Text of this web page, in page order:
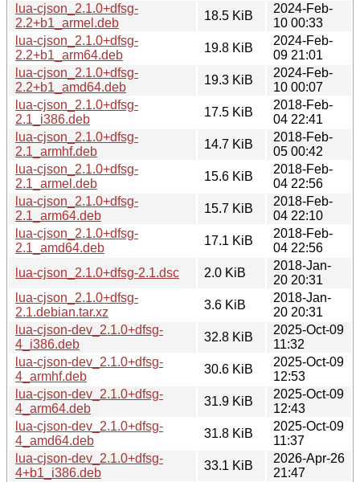
lua-cjson_2.1.0+dfsg-
2.2+b1_armel.deb
18.5 KiB
2024-Feb-
10 00:33
lua-cjson_2.1.0+dfsg-
2.2+b1_arm64.deb
19.8 KiB
2024-Feb-
09 21:01
lua-cjson_2.1.0+dfsg-
2.2+b1_amd64.deb
19.3 KiB
2024-Feb-
10 00:07
lua-cjson_2.1.0+dfsg-
2.1_i386.deb
17.5 KiB
2018-Feb-
04 22:41
lua-cjson_2.1.0+dfsg-
2.1_armhf.deb
14.7 KiB
2018-Feb-
05 00:42
lua-cjson_2.1.0+dfsg-
2.1_armel.deb
15.6 KiB
2018-Feb-
04 22:56
lua-cjson_2.1.0+dfsg-
2.1_arm64.deb
15.7 KiB
2018-Feb-
04 22:10
lua-cjson_2.1.0+dfsg-
2.1_amd64.deb
17.1 KiB
2018-Feb-
04 22:56
lua-cjson_2.1.0+dfsg-2.1.dsc
2.0 KiB
2018-Jan-
20 20:31
lua-cjson_2.1.0+dfsg-
2.1.debian.tar.xz
3.6 KiB
2018-Jan-
20 20:31
lua-cjson-dev_2.1.0+dfsg-
4_i386.deb
32.8 KiB
2025-Oct-09
11:32
lua-cjson-dev_2.1.0+dfsg-
4_armhf.deb
30.6 KiB
2025-Oct-09
12:53
lua-cjson-dev_2.1.0+dfsg-
4_arm64.deb
31.9 KiB
2025-Oct-09
12:43
lua-cjson-dev_2.1.0+dfsg-
4_amd64.deb
31.8 KiB
2025-Oct-09
11:37
lua-cjson-dev_2.1.0+dfsg-
4+b1_i386.deb
33.1 KiB
2026-Apr-26
21:47